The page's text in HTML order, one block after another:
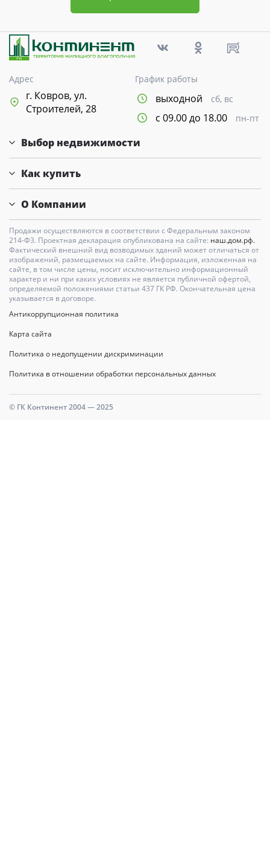
Адрес
г. Ковров, ул.
Строителей, 28
График работы
выходной сб, вс
с 09.00 до 18.00 пн-пт
Выбор недвижимости
Как купить
О Компании
Продажи осуществляются в соответствии с Федеральным законом
214-Ф3. Проектная декларация опубликована на сайте: наш.дом.рф.
Фактический внешний вид возводимых зданий может отличаться от
изображений, размещаемых на сайте. Информация, изложенная на
сайте, в том числе цены, носит исключительно информационный
характер и ни при каких условиях не является публичной офертой,
определяемой положениями статьи 437 ГК РФ. Окончательная цена
указывается в договоре.
Антикоррупционная политика
Карта сайта
Политика о недопущении дискриминации
Политика в отношении обработки персональных данных
© ГК Континент 2004 — 2025